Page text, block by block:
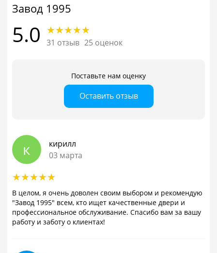
Завод 1995
5.0 31 отзыв 25 оценок
Поставьте нам оценку
Оставить отзыв
к
кирилл
03 марта
В целом, я очень доволен своим выбором и рекомендую
"Завод 1995" всем, кто ищет качественные двери и
профессиональное обслуживание. Спасибо вам за вашу
работу и заботу о клиентах!